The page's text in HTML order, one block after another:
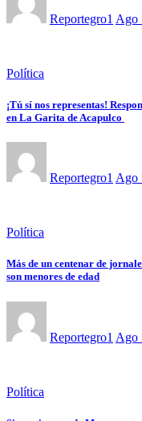
Reportegro1 Ago
Política
¡Tú sí nos representas!
en La Garita de Acapulco
Reportegro1 Ago
Política
Más de un centenar de
son menores de edad
Reportegro1 Ago
Política